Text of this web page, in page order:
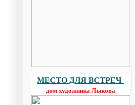
МЕСТО ДЛЯ ВСТРЕЧ
дом художника Лыкова